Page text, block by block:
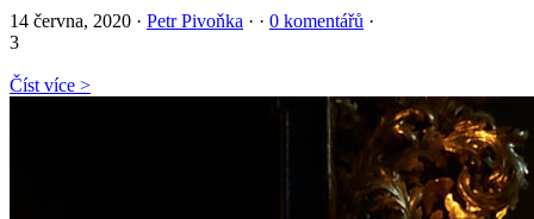
14 června, 2020 · Petr Pivoňka · · 0 komentářů ·
3
Číst více >